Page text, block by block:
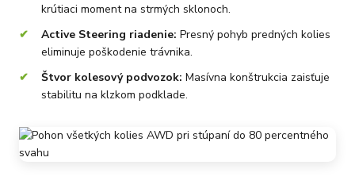
krútiaci moment na strmých sklonoch.
Active Steering riadenie: Presný pohyb predných kolies
eliminuje poškodenie trávnika.
Štvor kolesový podvozok: Masívna konštrukcia zaisťuje
stabilitu na klzkom podklade.